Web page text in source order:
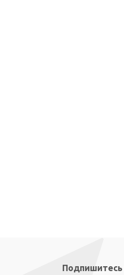
Подпишитесь